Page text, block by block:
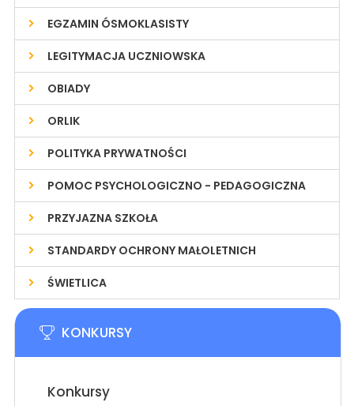
EGZAMIN ÓSMOKLASISTY
LEGITYMACJA UCZNIOWSKA
OBIADY
ORLIK
POLITYKA PRYWATNOŚCI
POMOC PSYCHOLOGICZNO - PEDAGOGICZNA
PRZYJAZNA SZKOŁA
STANDARDY OCHRONY MAŁOLETNICH
ŚWIETLICA
KONKURSY
Konkursy